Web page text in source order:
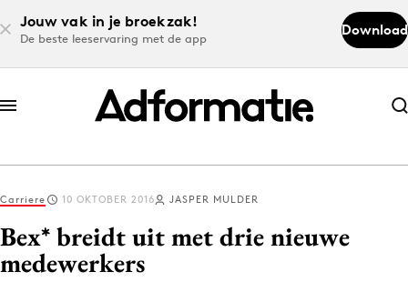
Jouw vak in je broekzak!
De beste leeservaring met de app
Download
Abonneer nu
Abonneer nu
Log in
Carriere 10 OKTOBER 2016 JASPER MULDER
Bex* breidt uit met drie nieuwe
medewerkers